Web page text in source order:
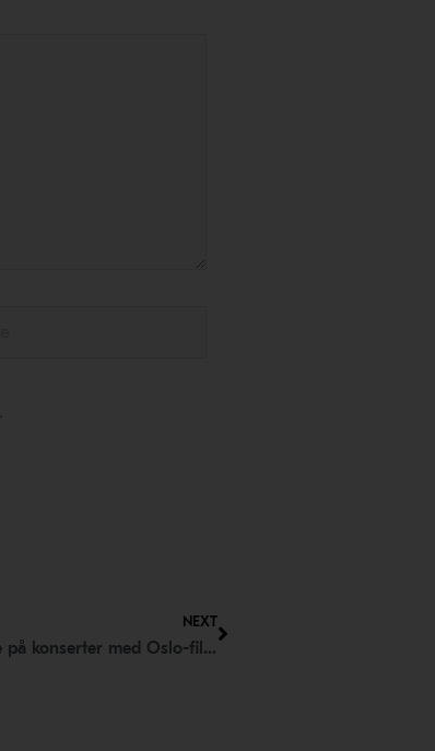
NEXT
«Under studiene var jeg og hørte på konserter med Oslo-filharmonien, og da drømte jeg om å få jobbe i akkurat den stillingen»! Møt den nyansatte fløytisten Linn Cecilie Aasvik.
Next